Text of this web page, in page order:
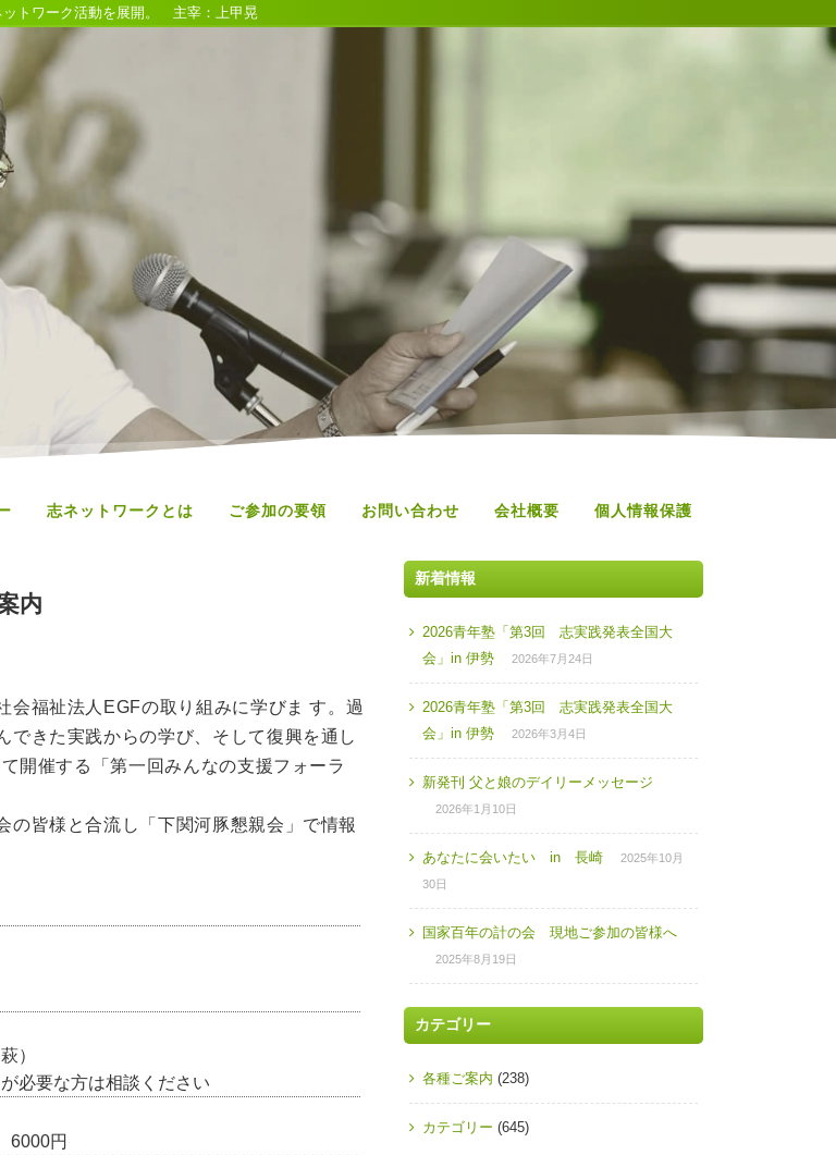
ットワーク活動を展開。 主宰：上甲晃
志ネットワークとは ご参加の要領 お問い合わせ 会社概要 個人情報保護
内
会福祉法人EGFの取り組みに学びま す。過
できた実践からの学び、そして復興を通し
開催する「第一回みんなの支援フォーラ
の皆様と合流し「下関河豚懇親会」で情報
）
必要な方は相談ください
円
新着情報
2026青年塾「第3回 志実践発表全国大
会」in 伊勢
2026年7月24日
2026青年塾「第3回 志実践発表全国大
会」in 伊勢
2026年3月4日
新発刊 父と娘のデイリーメッセージ
2026年1月10日
あなたに会いたい in 長崎
2025年10月
30日
国家百年の計の会 現地ご参加の皆様へ
2025年8月19日
カテゴリー
各種ご案内 (238)
カテゴリー (645)